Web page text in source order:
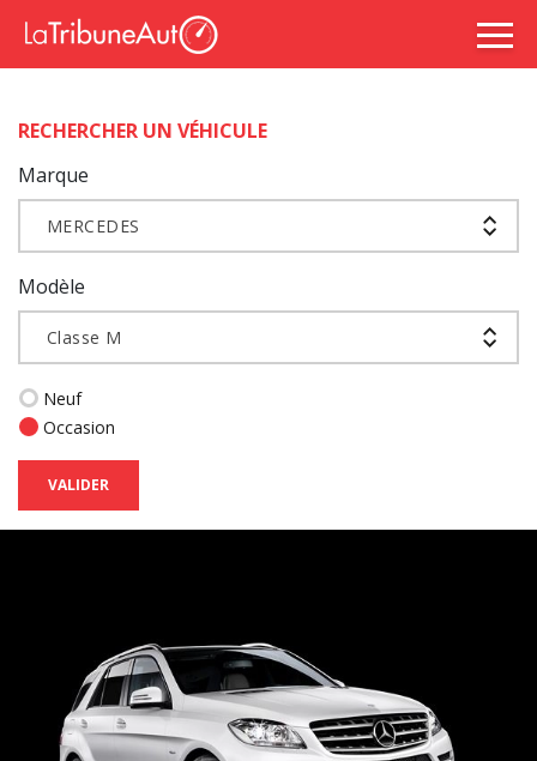
RECHERCHER UN VÉHICULE
Marque
MERCEDES
Modèle
Classe M
Neuf
Occasion
VALIDER